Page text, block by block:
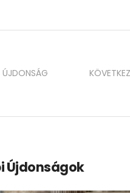
ÚJDONSÁG
Újdonságok